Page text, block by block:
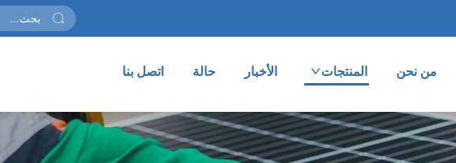
من نحن المنتجات الأخبار حالة اتصل بنا